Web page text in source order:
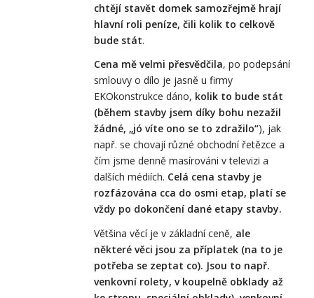
chtějí stavět domek samozřejmě hrají
hlavní roli peníze, čili kolik to celkově
bude stát.
Cena mě velmi přesvědčila, po podepsání
smlouvy o dílo je jasně u firmy
EKOkonstrukce dáno, kolik to bude stát
(během stavby jsem díky bohu nezažil
žádné, „jó víte ono se to zdražilo“), jak
např. se chovají různé obchodní řetězce a
čím jsme denně masírováni v televizi a
dalších médiích. Celá cena stavby je
rozfázována cca do osmi etap, platí se
vždy po dokončení dané etapy stavby.
Většina věcí je v základní ceně, ale
některé věci jsou za příplatek (na to je
potřeba se zeptat co). Jsou to např.
venkovní rolety, v koupelně obklady až